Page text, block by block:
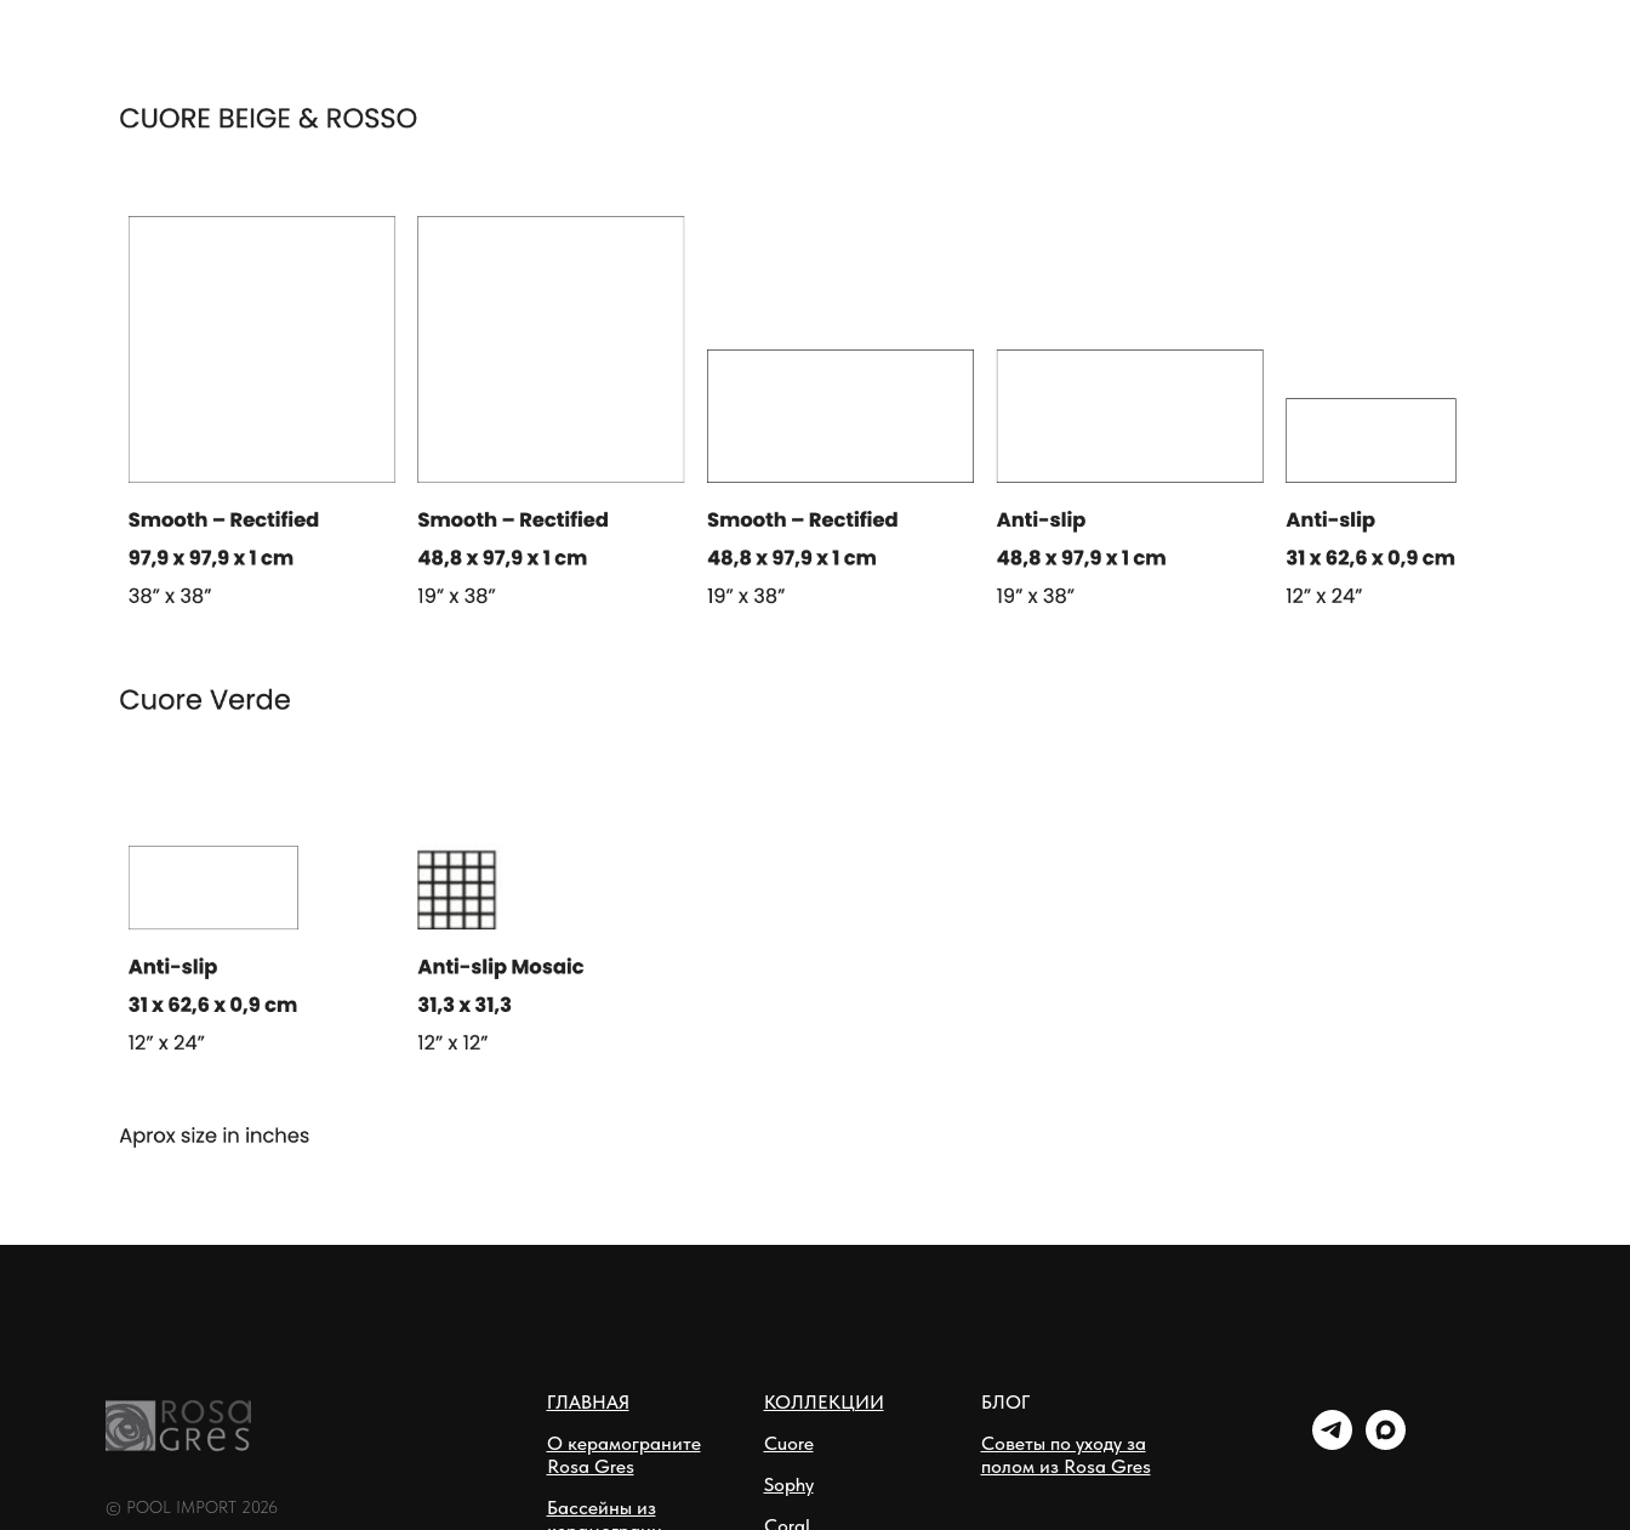
© POOL IMPORT 2026
ГЛАВНАЯ
О керамограните
Rosa Gres
Бассейны из
КОЛЛЕКЦИИ
Cuore
Sophy
БЛОГ
Советы по уходу за
полом из Rosa Gres